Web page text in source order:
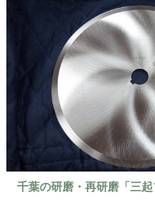
千葉の研磨・再研磨「三